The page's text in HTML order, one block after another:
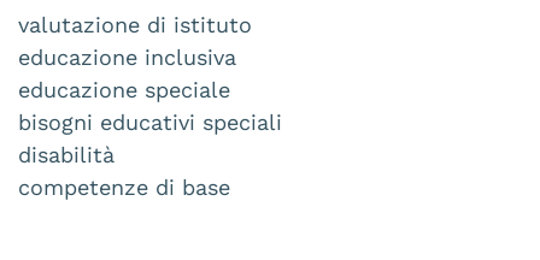
valutazione di istituto
educazione inclusiva
educazione speciale
bisogni educativi speciali
disabilità
competenze di base